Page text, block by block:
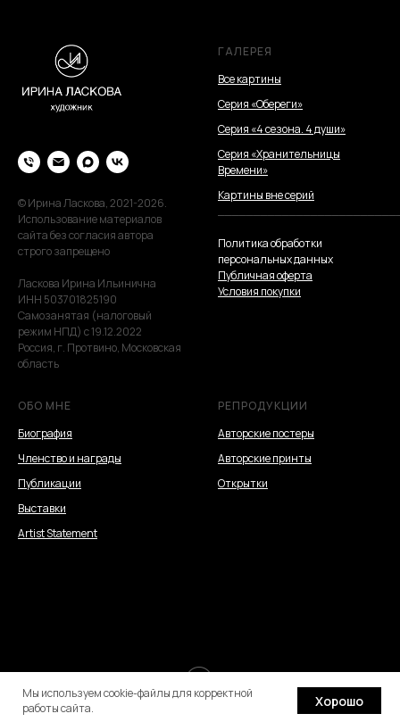
© Ирина Ласкова, 2021-2026.
Использование материалов
сайта без согласия автора
строго запрещено
Ласкова Ирина Ильинична
ИНН 503701825190
Самозанятая (налоговый
режим НПД) с 19.12.2022
Россия, г. Протвино, Московская
область
ГАЛЕРЕЯ
Все картины
Серия «Обереги»
Серия «4 сезона. 4 души»
Серия «Хранительницы
Времени»
Картины вне серий
Политика обработки
персональных данных
Публичная оферта
Условия покупки
ОБО МНЕ
Биография
Членство и награды
Публикации
Выставки
Artist Statement
РЕПРОДУКЦИИ
Авторские постеры
Авторские принты
Открытки
Мы используем cookie-файлы для корректной
работы сайта.
Хорошо